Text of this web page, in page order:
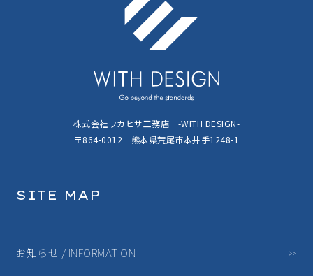
株式会社ワカヒサ工務店 -WITH DESIGN-
〒864-0012 熊本県荒尾市本井手1248-1
SITE MAP
お知らせ / INFORMATION